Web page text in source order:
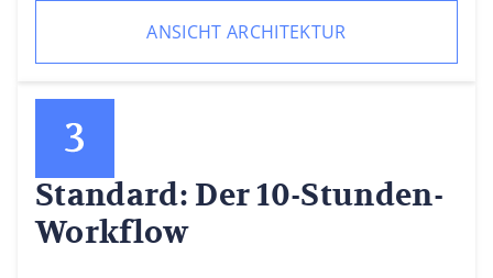
ANSICHT ARCHITEKTUR
Standard: Der 10-Stunden-
Workflow